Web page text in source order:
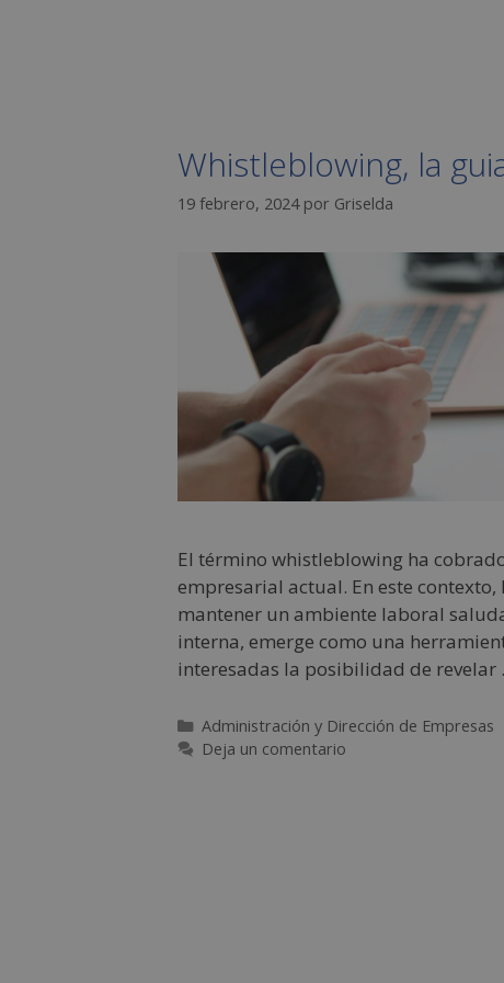
Whistleblowing, la
19 febrero, 2024 por Griselda
El término whistleblowing ha
empresarial actual. En este
mantener un ambiente laboral
interna, emerge como una
interesadas la posibilidad de revelar
Administración y Dirección de Empresas
Deja un comentario